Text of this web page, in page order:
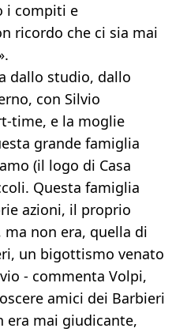
i compiti e
ricordo che ci sia mai
dallo studio, dallo
con Silvio
time, e la moglie
grande famiglia
(il logo di Casa
Questa famiglia
azioni, il proprio
non era, quella di
un bigottismo venato
- commenta Volpi,
amici dei Barbieri
era mai giudicante,